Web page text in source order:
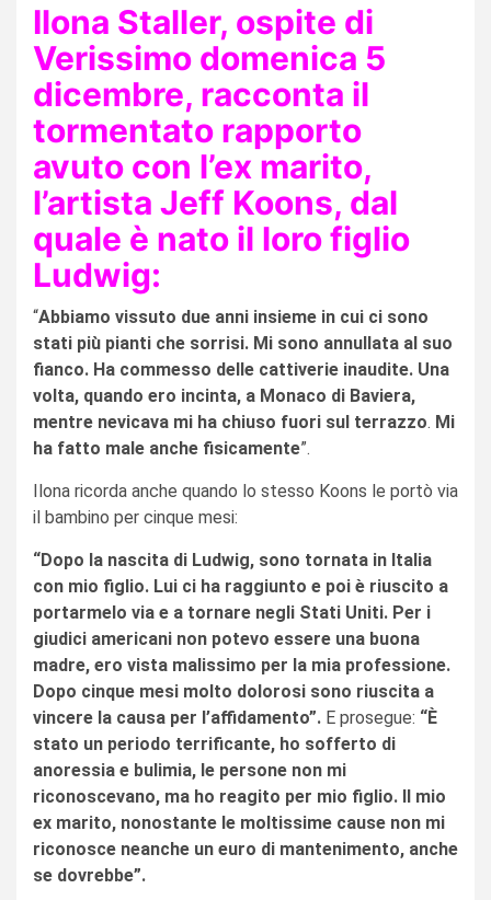
Ilona Staller, ospite di
Verissimo domenica 5
dicembre, racconta il
tormentato rapporto
avuto con l’ex marito,
l’artista Jeff Koons, dal
quale è nato il loro figlio
Ludwig:
“Abbiamo vissuto due anni insieme in cui ci sono
stati più pianti che sorrisi. Mi sono annullata al suo
fianco. Ha commesso delle cattiverie inaudite. Una
volta, quando ero incinta, a Monaco di Baviera,
mentre nevicava mi ha chiuso fuori sul terrazzo. Mi
ha fatto male anche fisicamente”.
Ilona ricorda anche quando lo stesso Koons le portò via
il bambino per cinque mesi:
“Dopo la nascita di Ludwig, sono tornata in Italia
con mio figlio. Lui ci ha raggiunto e poi è riuscito a
portarmelo via e a tornare negli Stati Uniti. Per i
giudici americani non potevo essere una buona
madre, ero vista malissimo per la mia professione.
Dopo cinque mesi molto dolorosi sono riuscita a
vincere la causa per l’affidamento”. E prosegue: “È
stato un periodo terrificante, ho sofferto di
anoressia e bulimia, le persone non mi
riconoscevano, ma ho reagito per mio figlio. Il mio
ex marito, nonostante le moltissime cause non mi
riconosce neanche un euro di mantenimento, anche
se dovrebbe”.